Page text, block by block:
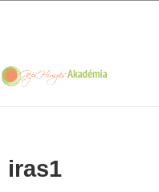
navigation
content
sidebar
iras1